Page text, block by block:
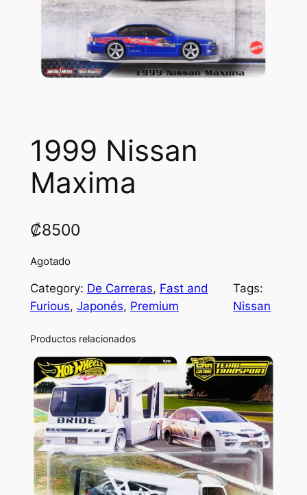
1999 Nissan
Maxima
₡8500
Agotado
Category: De Carreras, Fast and
Furious, Japonés, Premium
Tags:
Nissan
Productos relacionados